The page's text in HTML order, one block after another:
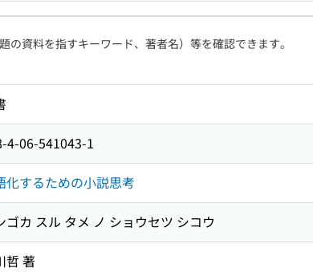
の資料を指すキーワード、著者名）等を確認できます。
4-06-541043-1
化するための小説思考
ゴカ スル タメ ノ ショウセツ シコウ
哲 著